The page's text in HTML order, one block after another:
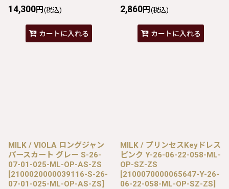
14,300円 (税込)
カートに入れる
2,860円 (税込)
カートに入れる
MILK / VIOLA ロングジャン
パースカート グレー S-26-
07-01-025-ML-OP-AS-ZS
[2100020000039116-S-26-
07-01-025-ML-OP-AS-ZS]
MILK / プリンセスKeyドレス
ピンク Y-26-06-22-058-ML-
OP-SZ-ZS
[2100070000065647-Y-26-
06-22-058-ML-OP-SZ-ZS]